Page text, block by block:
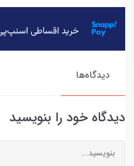
دیدگاه‌ها
دیدگاه خود را بنویسید